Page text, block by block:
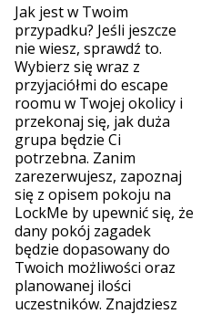
Jak jest w Twoim
przypadku? Jeśli jeszcze
nie wiesz, sprawdź to.
Wybierz się wraz z
przyjaciółmi do escape
roomu w Twojej okolicy i
przekonaj się, jak duża
grupa będzie Ci
potrzebna. Zanim
zarezerwujesz, zapoznaj
się z opisem pokoju na
LockMe by upewnić się, że
dany pokój zagadek
będzie dopasowany do
Twoich możliwości oraz
planowanej ilości
uczestników. Znajdziesz